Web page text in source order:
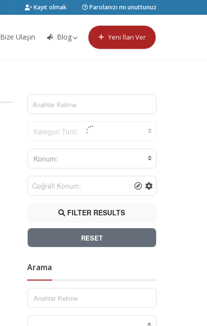
Kayıt olmak Parolanızı mı unuttunuz
Bize Ulaşın Blog Yeni İlan Ver
Kategori Türü:
Konum:
FILTER RESULTS
RESET
Arama